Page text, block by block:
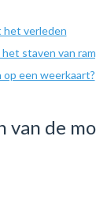
het verleden
staven van
een weerkaart?
van de